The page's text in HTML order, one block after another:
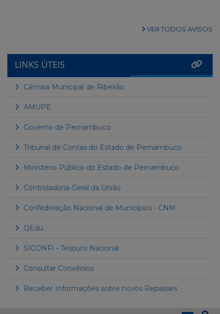
VER TODOS AVISOS
LINKS ÚTEIS
Câmara Municipal de Ribeirão
AMUPE
Governo de Pernambuco
Tribunal de Contas do Estado de Pernambuco
Ministério Público do Estado de Pernambuco
Controladoria-Geral da União
Confederação Nacional de Municípios - CNM
QEdu
SICONFI - Tesouro Nacional
Consultar Convênios
Receber Informações sobre novos Repasses